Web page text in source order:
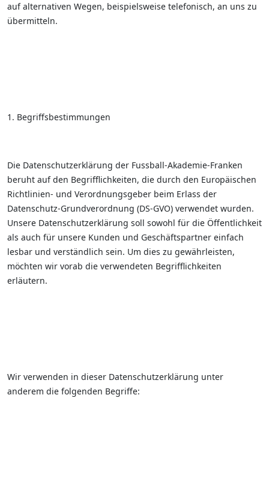
auf alternativen Wegen, beispielsweise telefonisch, an uns zu
übermitteln.
1. Begriffsbestimmungen
Die Datenschutzerklärung der Fussball-Akademie-Franken
beruht auf den Begrifflichkeiten, die durch den Europäischen
Richtlinien- und Verordnungsgeber beim Erlass der
Datenschutz-Grundverordnung (DS-GVO) verwendet wurden.
Unsere Datenschutzerklärung soll sowohl für die Öffentlichkeit
als auch für unsere Kunden und Geschäftspartner einfach
lesbar und verständlich sein. Um dies zu gewährleisten,
möchten wir vorab die verwendeten Begrifflichkeiten
erläutern.
Wir verwenden in dieser Datenschutzerklärung unter
anderem die folgenden Begriffe: